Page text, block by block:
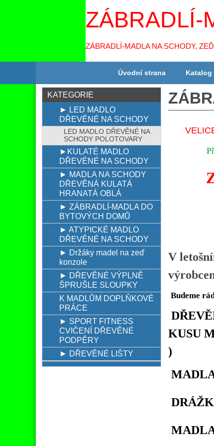
ZÁBRADLÍ-
ZÁBRADLÍ-MADLA NA SCHODY,
Úvodní strana Katalog
V
Budeme
KUSU
)
KATEGORIE
► LED MADLO
DŘEVĚNÉ NA SCHODY
LED MADLO DŘEVĚNÉ NA
SCHODY POLOTOVARY
►KULATÉ MADLO
DŘEVÉNÉ NA SCHODY
► MADLA NA SCHODY
DŘEVĚNÁ KULATÁ
HRANATÁ OBLÁ
► ZÁBRADLÍ-MADLA DO
BYTOVÝCH DOMŮ
► ATYPICKÉ MADLO
DŘEVĚNÉ NA SCHODY
► Držáky madel na zeď
konzole
► DŘEVĚNÉ VÝPLNĚ
ŠPRUŠLE SLOUPKY
K MADLŮM DOPLŇKOVÉ
PRÁCE
► SPORT FITNESS
CVIČENÍ DŘEVĚNÉ
PODPĚRY
► DŘEVĚNÉ LIŠTY